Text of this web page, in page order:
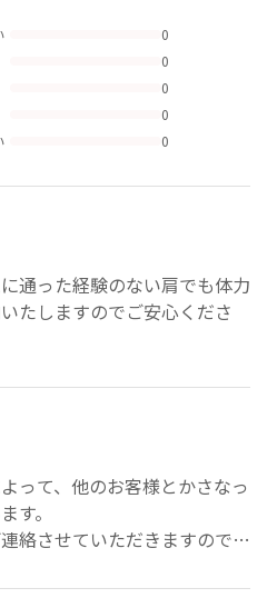
0
0
0
0
0
通った経験のない肩でも体力
たしますのでご安心くださ
って、他のお客様とかさなっ
す。
絡させていただきますので、